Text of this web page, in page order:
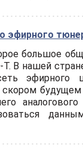
эфирного
большое
T. В нашей
эфирного
скором